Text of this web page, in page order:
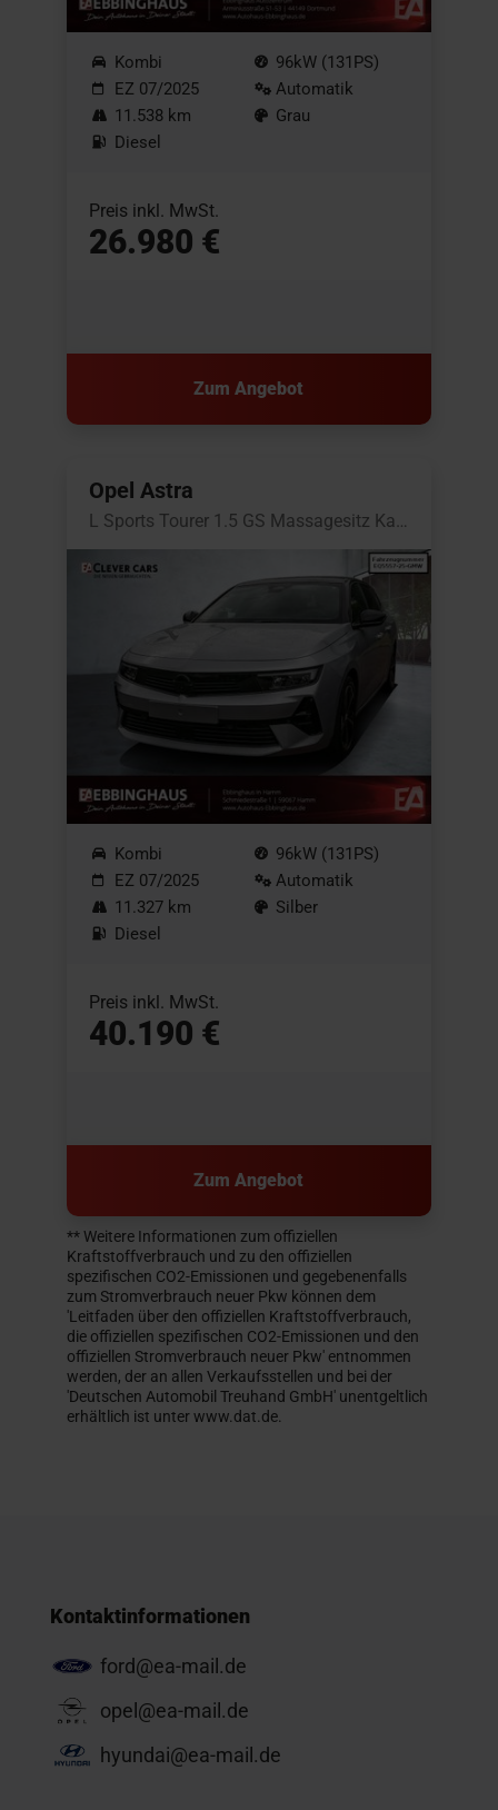
Kombi
EZ 07/2025
11.538 km
Diesel
96kW (131PS)
Automatik
Grau
Preis inkl. MwSt.
26.980 €
Zum Angebot
Opel Astra
L Sports Tourer 1.5 GS Massagesitz Kamera
Kombi
EZ 07/2025
11.327 km
Diesel
96kW (131PS)
Automatik
Silber
Preis inkl. MwSt.
40.190 €
Zum Angebot
** Weitere Informationen zum offiziellen
Kraftstoffverbrauch und zu den offiziellen
spezifischen CO2-Emissionen und gegebenenfalls
zum Stromverbrauch neuer Pkw können dem
'Leitfaden über den offiziellen Kraftstoffverbrauch,
die offiziellen spezifischen CO2-Emissionen und den
offiziellen Stromverbrauch neuer Pkw' entnommen
werden, der an allen Verkaufsstellen und bei der
'Deutschen Automobil Treuhand GmbH' unentgeltlich
erhältlich ist unter www.dat.de.
Kontaktinformationen
ford@ea-mail.de
opel@ea-mail.de
hyundai@ea-mail.de